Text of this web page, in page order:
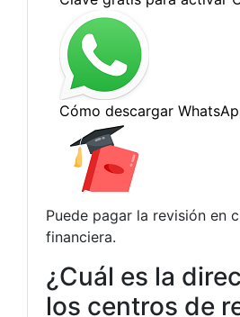
Puede pagar la revisión en
financiera.
¿Cuál es la
los centros de